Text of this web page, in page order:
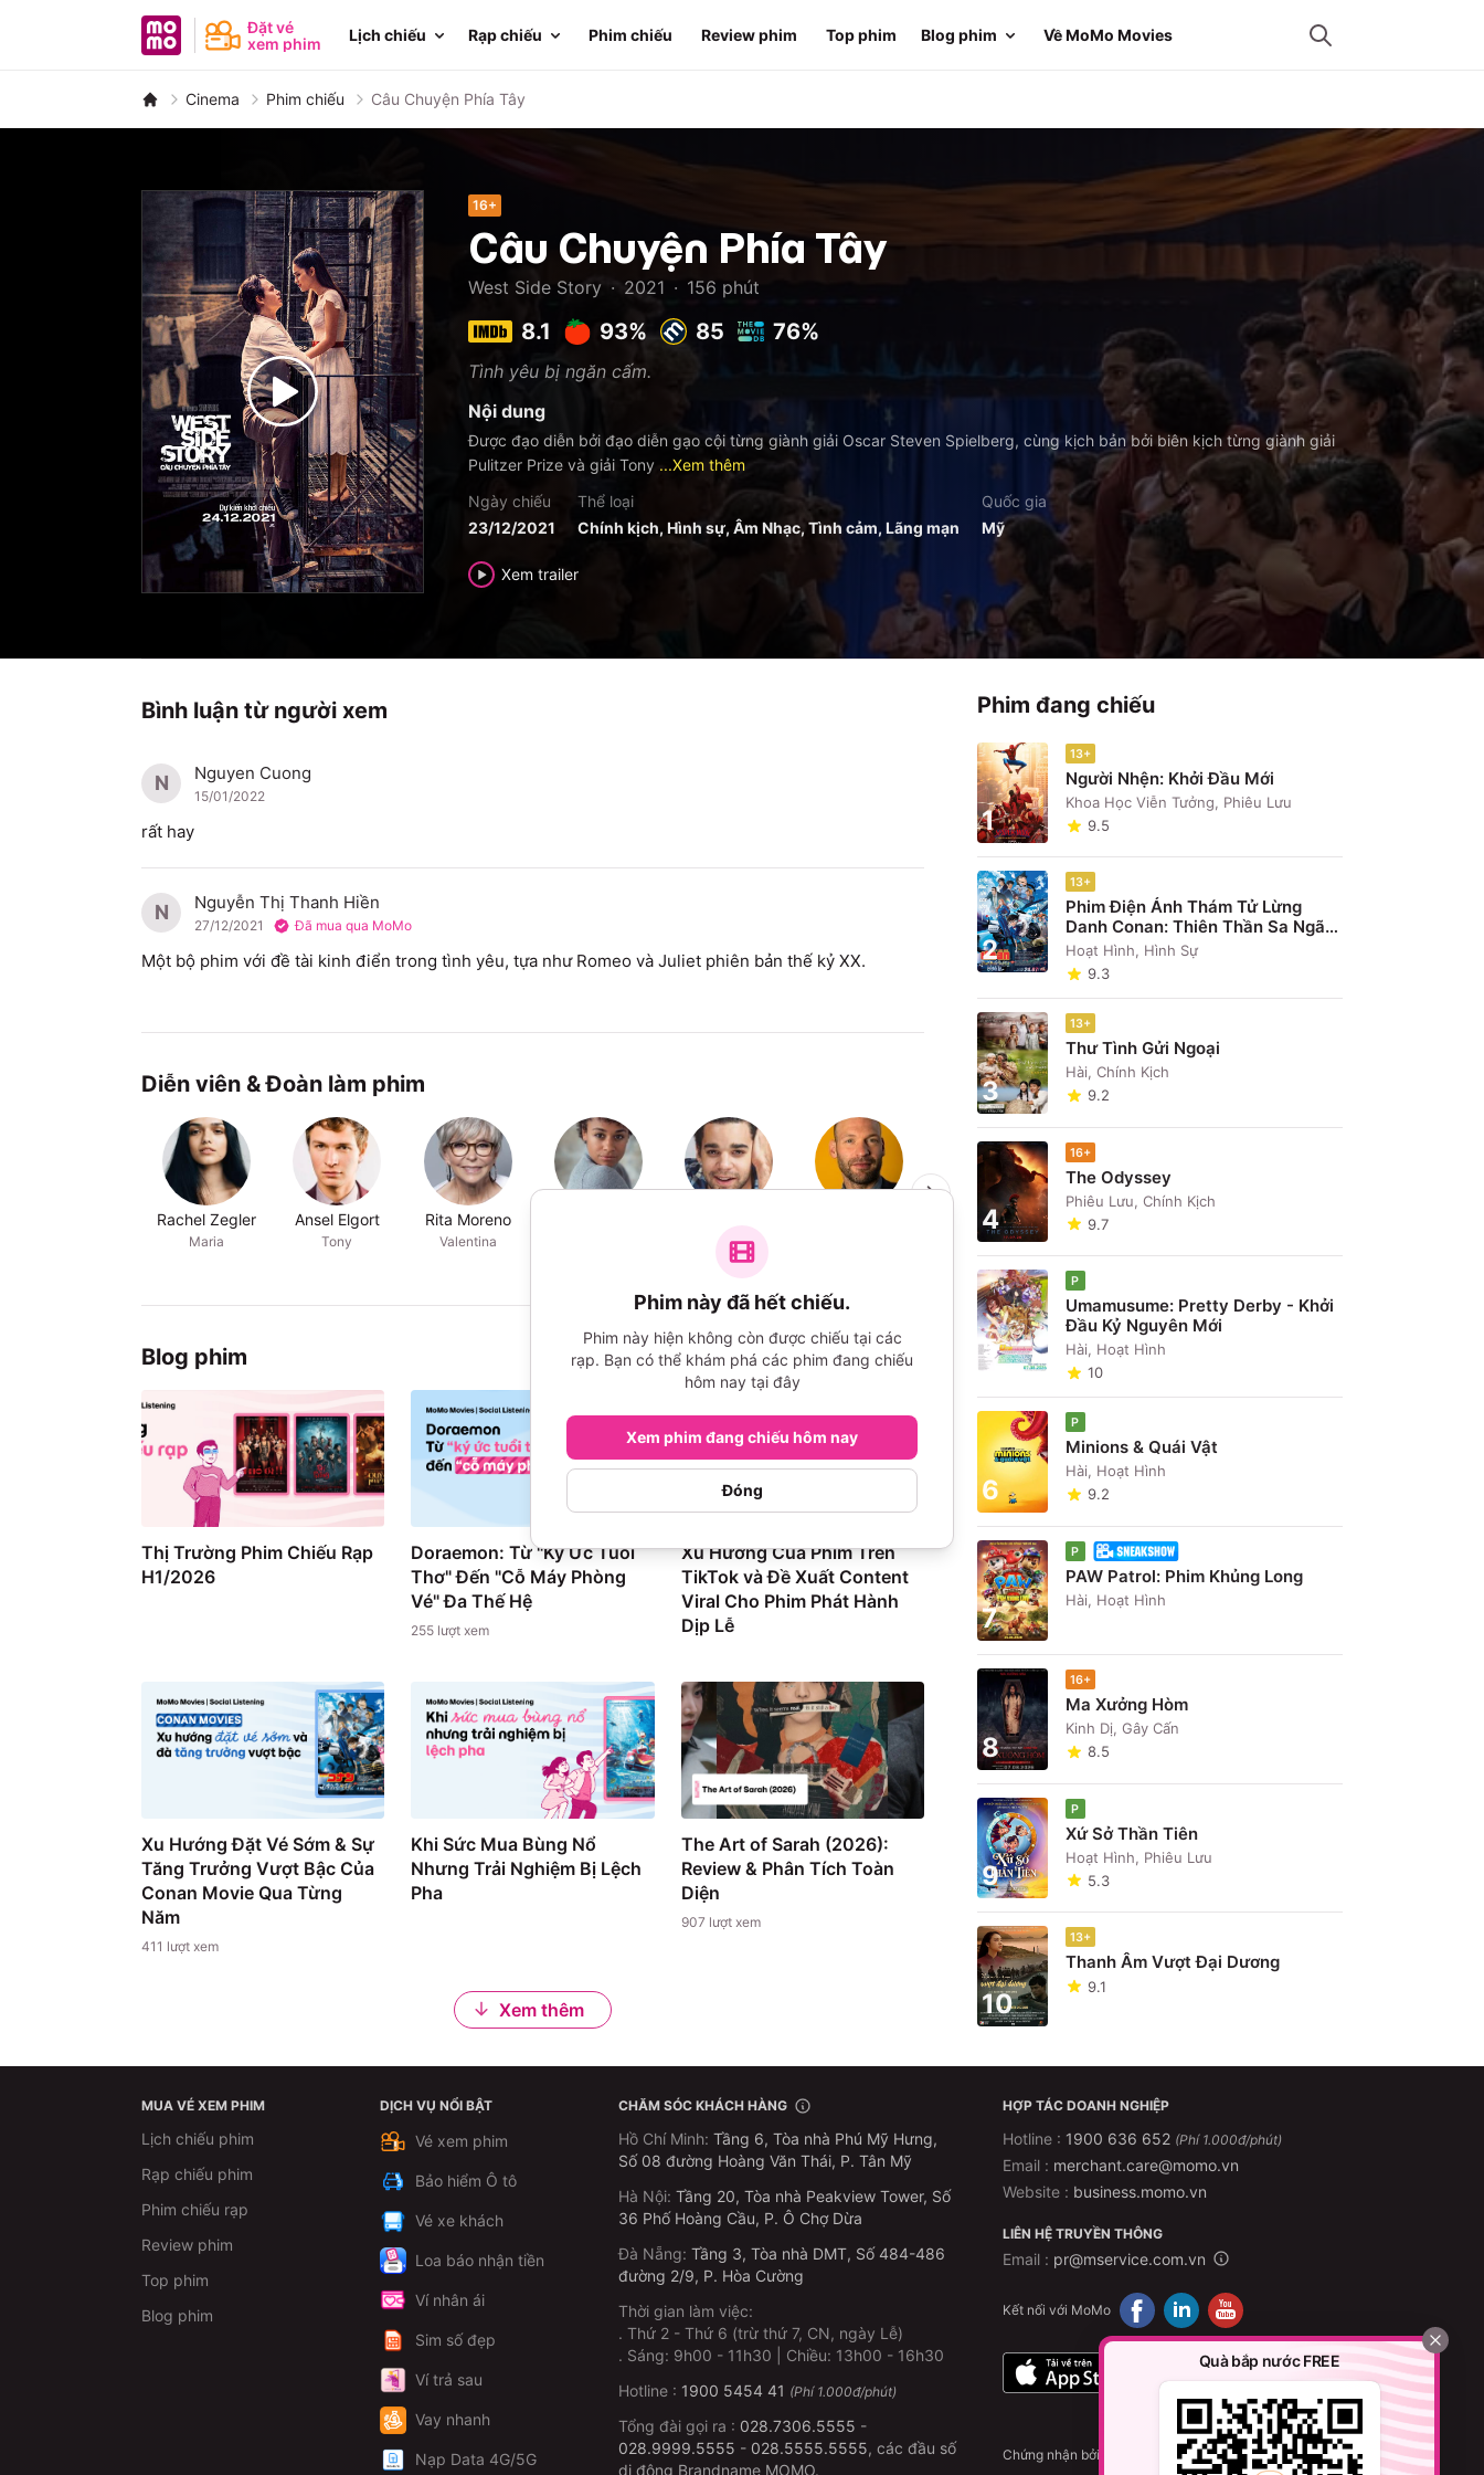
MoMo - Ứng dụng tài chính
Đặt vé
xem phim
Lịch chiếu Rạp chiếu Phim chiếu Review phim Top phim Blog phim Về MoMo Movies
Cinema Phim chiếu Câu Chuyện Phía Tây
16+
Câu Chuyện Phía Tây
West Side Story · 2021 · 156 phút
8.1 93% 85 76%
Tình yêu bị ngăn cấm.
Nội dung
Được đạo diễn bởi đạo diễn gạo cội từng giành giải Oscar Steven Spielberg, cùng kịch bản bởi biên kịch từng giành giải
Pulitzer Prize và giải Tony ...Xem thêm
Ngày chiếu
23/12/2021
Thể loại
Chính kịch, Hình sự, Âm Nhạc, Tình cảm, Lãng mạn
Quốc gia
Mỹ
Xem trailer
Bình luận từ người xem
N Nguyen Cuong
15/01/2022
rất hay
N Nguyễn Thị Thanh Hiền
27/12/2021 Đã mua qua MoMo
Một bộ phim với đề tài kinh điển trong tình yêu, tựa như Romeo và Juliet phiên bản thế kỷ XX.
Diễn viên & Đoàn làm phim
Rachel Zegler
Maria
Ansel Elgort
Tony
Rita Moreno
Valentina Bernardo
Brian d'Arcy
James
Sergeant Krupke
Josh Andrés
Chino
Blog phim
Thị Trường Phim Chiếu Rạp
H1/2026
Doraemon: Từ "Ký Ức Tuổi
Thơ" Đến "Cỗ Máy Phòng
Vé" Đa Thế Hệ
255 lượt xem
Xu Hướng Của Phim Trên
TikTok và Đề Xuất Content
Viral Cho Phim Phát Hành
Dịp Lễ
Xu Hướng Đặt Vé Sớm & Sự
Tăng Trưởng Vượt Bậc Của
Conan Movie Qua Từng
Năm
411 lượt xem
Khi Sức Mua Bùng Nổ
Nhưng Trải Nghiệm Bị Lệch
Pha
The Art of Sarah (2026):
Review & Phân Tích Toàn
Diện
907 lượt xem
Xem thêm
Phim đang chiếu
1
13+
Người Nhện: Khởi Đầu Mới
Khoa Học Viễn Tưởng, Phiêu Lưu
9.5
2
13+
Phim Điện Ảnh Thám Tử Lừng
Danh Conan: Thiên Thần Sa Ngã
Trên Xa Lộ
Hoạt Hình, Hình Sự
9.3
3
13+
Thư Tình Gửi Ngoại
Hài, Chính Kịch
9.2
4
16+
The Odyssey
Phiêu Lưu, Chính Kịch
9.7
5
P
Umamusume: Pretty Derby - Khởi
Đầu Kỷ Nguyên Mới
Hài, Hoạt Hình
10
6
P
Minions & Quái Vật
Hài, Hoạt Hình
9.2
7
P
PAW Patrol: Phim Khủng Long
Hài, Hoạt Hình
8
16+
Ma Xưởng Hòm
Kinh Dị, Gây Cấn
8.5
9
P
Xứ Sở Thần Tiên
Hoạt Hình, Phiêu Lưu
5.3
10
13+
Thanh Âm Vượt Đại Dương
9.1
MUA VÉ XEM PHIM
Lịch chiếu phim
Rạp chiếu phim
Phim chiếu rạp
Review phim
Top phim
Blog phim
DỊCH VỤ NỔI BẬT
Vé xem phim
Bảo hiểm Ô tô
Vé xe khách
Loa báo nhận tiền
Ví nhân ái
Sim số đẹp
Ví trả sau
Vay nhanh
Nạp Data 4G/5G
CHĂM SÓC KHÁCH HÀNG
Hồ Chí Minh: Tầng 6, Tòa nhà Phú Mỹ Hưng,
Số 08 đường Hoàng Văn Thái, P. Tân Mỹ
Hà Nội: Tầng 20, Tòa nhà Peakview Tower, Số
36 Phố Hoàng Cầu, P. Ô Chợ Dừa
Đà Nẵng: Tầng 3, Tòa nhà DMT, Số 484-486
đường 2/9, P. Hòa Cường
Thời gian làm việc:
. Thứ 2 - Thứ 6 (trừ thứ 7, CN, ngày Lễ)
. Sáng: 9h00 - 11h30 | Chiều: 13h00 - 16h30
Hotline : 1900 5454 41 (Phí 1.000đ/phút)
Tổng đài gọi ra : 028.7306.5555 -
028.9999.5555 - 028.5555.5555, các đầu số
di động Brandname MOMO.
HỢP TÁC DOANH NGHIỆP
Hotline : 1900 636 652 (Phí 1.000đ/phút)
Email : merchant.care@momo.vn
Website : business.momo.vn
LIÊN HỆ TRUYỀN THÔNG
Email : pr@mservice.com.vn
Kết nối với MoMo
Chứng nhận bởi
Quà bắp nước FREE
Phim này đã hết chiếu.
Phim này hiện không còn được chiếu tại các
rạp. Bạn có thể khám phá các phim đang chiếu
hôm nay tại đây
Xem phim đang chiếu hôm nay
Đóng